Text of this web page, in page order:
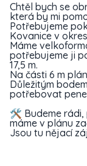
Chtěl bych se
která by mi
Potřebujeme
Kovanice v
Máme
potřebujeme ji
17,5 m.
Na části 6 m
Důležitým
potřebovat
🛠️ Budeme rádi,
máme v plánu
Jsou tu nějací